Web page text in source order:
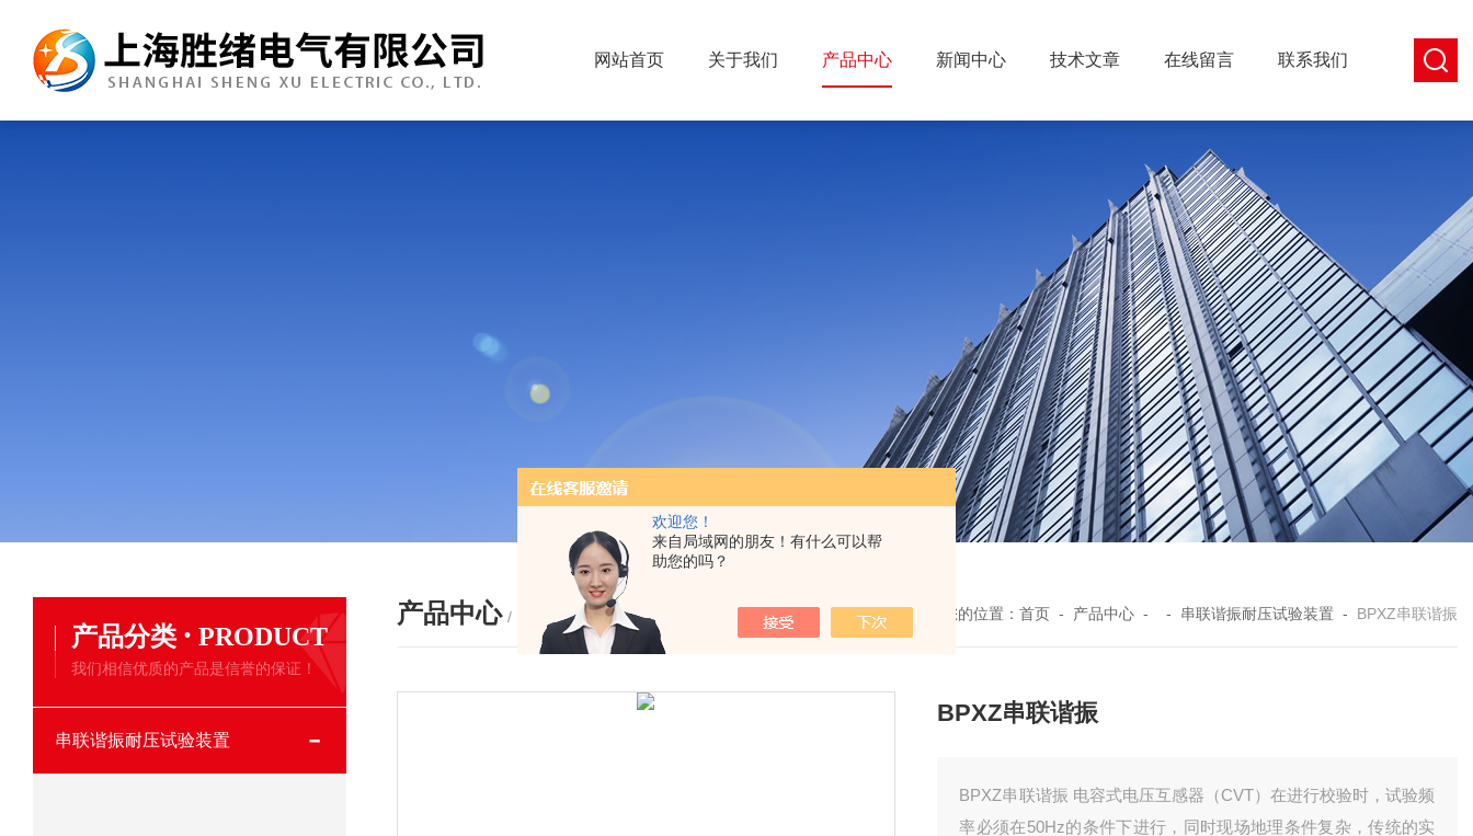
欢迎您！
来自局域网的朋友！有什么可以帮
助您的吗？
网站首页 关于我们 产品中心 新闻中心 技术文章 在线留言 联系我们
产品分类 · PRODUCT
我们相信优质的产品是信誉的保证！
串联谐振耐压试验装置
产品中心 / PRODUCTS 您的位置： 首页 - 产品中心 - - 串联谐振耐压试验装置 - BPXZ串联谐振
BPXZ串联谐振
BPXZ串联谐振 电容式电压互感器（CVT）在进行校验时，试验频
率必须在50Hz的条件下进行，同时现场地理条件复杂，传统的实